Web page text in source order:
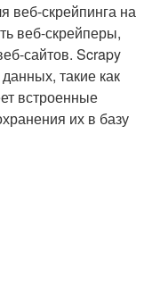
веб-скрейпинга на
веб-скрейперы,
сайтов. Scrapy
такие как
встроенные
их в базу